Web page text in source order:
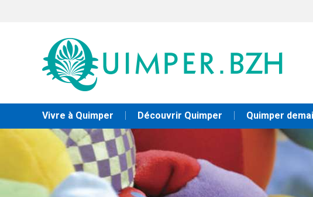
Vivre à Quimper Découvrir Quimper Quimper